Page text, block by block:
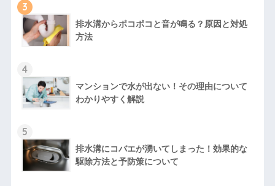
3
排水溝からポコポコと音が鳴る？原因と対処
方法
4
マンションで水が出ない！その理由について
わかりやすく解説
5
排水溝にコバエが湧いてしまった！効果的な
駆除方法と予防策について